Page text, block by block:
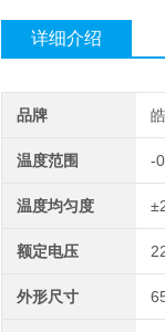
详细介绍
品牌
温度范围 -
温度均匀度
额定电压
外形尺寸